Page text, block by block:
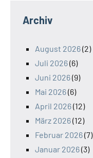
Archiv
August 2026(2)
Juli 2026(6)
Juni 2026(9)
Mai 2026(6)
April 2026(12)
März 2026(12)
Februar 2026(7)
Januar 2026(3)